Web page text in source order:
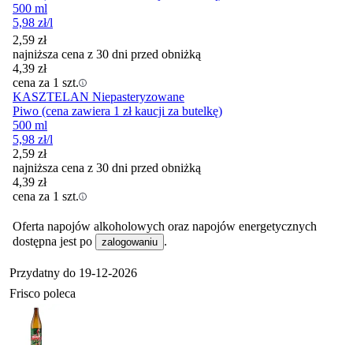
500 ml
5,98 zł/l
2,59 zł
najniższa cena z 30 dni przed obniżką
4,39 zł
cena za 1 szt.
KASZTELAN Niepasteryzowane
Piwo (cena zawiera 1 zł kaucji za butelkę)
500 ml
5,98 zł/l
2,59 zł
najniższa cena z 30 dni przed obniżką
4,39 zł
cena za 1 szt.
Oferta napojów alkoholowych oraz napojów energetycznych
dostępna jest po
zalogowaniu .
Przydatny do 19-12-2026
Frisco poleca